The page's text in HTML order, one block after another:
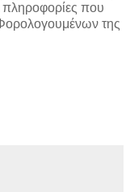
πληροφορίες που
της